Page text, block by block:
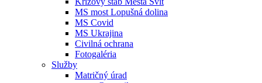
MS most Lopušná dolina
MS Covid
MS Ukrajina
Civilná ochrana
Fotogaléria
Služby
Matričný úrad